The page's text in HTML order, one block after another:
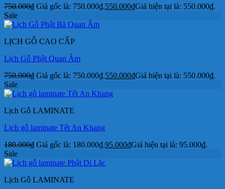
750.000₫ Giá gốc là: 750.000₫.550.000₫Giá hiện tại là: 550.000₫.
Sale
LỊCH GỖ CAO CẤP
Lịch Gỗ Phật Quan Âm
750.000₫ Giá gốc là: 750.000₫.550.000₫Giá hiện tại là: 550.000₫.
Sale
Lịch Gỗ LAMINATE
Lịch gỗ laminate Tết An Khang
180.000₫ Giá gốc là: 180.000₫.95.000₫Giá hiện tại là: 95.000₫.
Sale
Lịch Gỗ LAMINATE